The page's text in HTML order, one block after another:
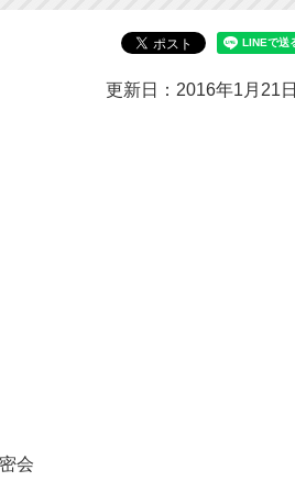
更新日：2016年1月21日